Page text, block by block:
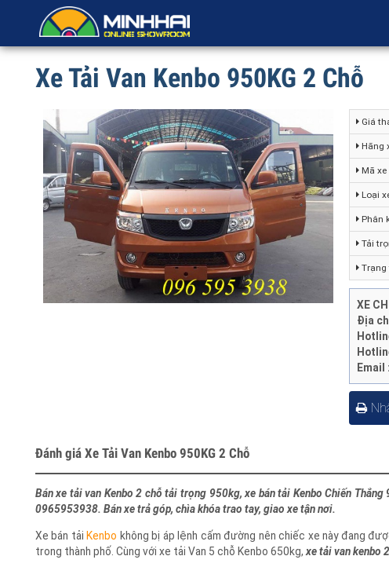
Xe Tải Van Kenbo 950KG 2 Chỗ
Giá
Hãng
Mã xe
Loại
Tải
XE
Địa
Đánh giá Xe Tải Van Kenbo 950KG 2 Chỗ
Bán xe tải van Kenbo 2 chỗ tải trọng 950kg, xe bán tải Kenbo Chiến
0965953938. Bán xe trả góp, chìa khóa trao tay, giao xe tận nơi.
Xe bán tảiKenbokhông bị áp lệnh cấm đường nên chiếc xe này đang